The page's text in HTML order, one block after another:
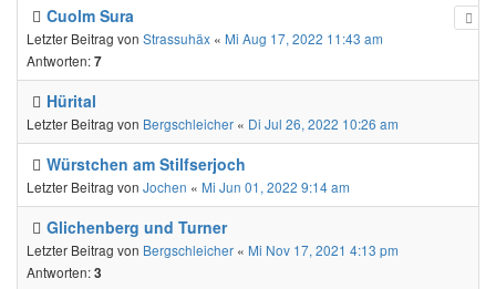
Cuolm Sura
Letzter Beitrag von Strassuhäx « Mi Aug 17, 2022 11:43 am
Antworten:7
Hürital
Letzter Beitrag von Bergschleicher « Di Jul 26, 2022 10:26 am
Würstchen am Stilfserjoch
Letzter Beitrag von Jochen « Mi Jun 01, 2022 9:14 am
Glichenberg und Turner
Letzter Beitrag von Bergschleicher « Mi Nov 17, 2021 4:13 pm
Antworten:3